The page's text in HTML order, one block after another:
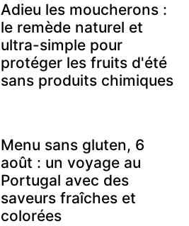
Adieu les moucherons :
le remède naturel et
ultra-simple pour
protéger les fruits d'été
sans produits chimiques
Menu sans gluten, 6
août : un voyage au
Portugal avec des
saveurs fraîches et
colorées